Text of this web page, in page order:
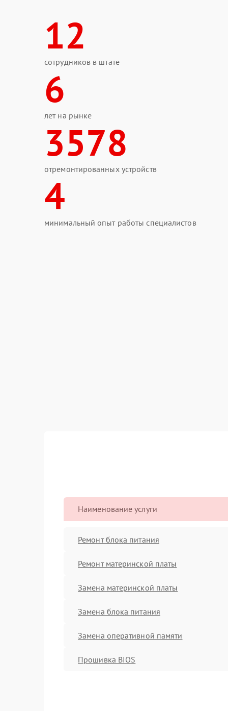
12
сотрудников в штате
6
лет на рынке
3578
отремонтированных устройств
4
минимальный опыт работы специалистов
Наименование услуги
Ремонт блока питания
Ремонт материнской платы
Замена материнской платы
Замена блока питания
Замена оперативной памяти
Прошивка BIOS